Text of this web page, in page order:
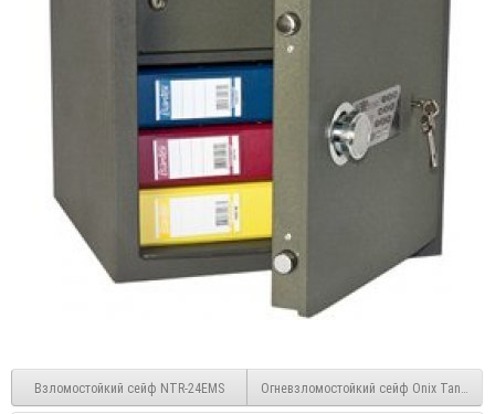
Взломостойкий сейф NTR-24EMS Огневзломостойкий сейф Onix Tantalum